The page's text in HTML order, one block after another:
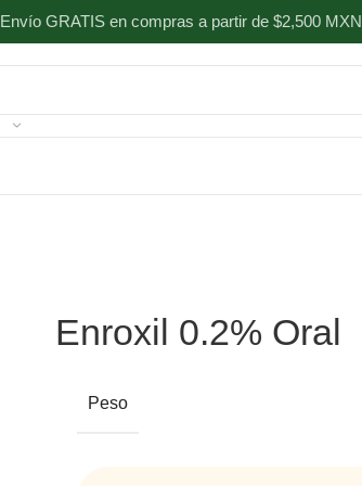
Envío GRATIS en compras a partir de $2,500 MXN
Enroxil 0.2% Oral
Peso